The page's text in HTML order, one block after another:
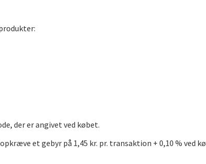
der er angivet ved købet.
et gebyr på 1,45 kr. pr. transaktion + 0,10 % ved